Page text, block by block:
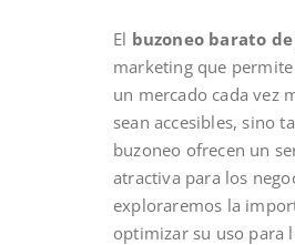
El buzoneo barato
marketing que
un mercado cada vez
sean accesibles, sino
buzoneo ofrecen un
atractiva para los
exploraremos la
optimizar su uso para